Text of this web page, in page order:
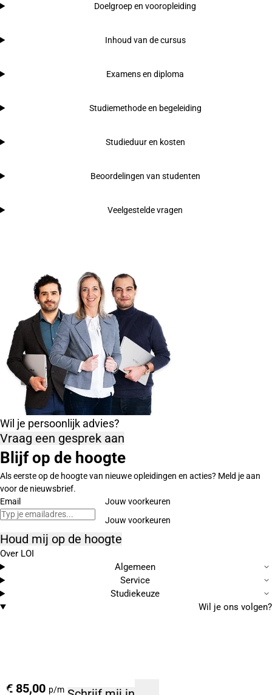
€ 85,00 p/m
Doelgroep en vooropleiding
Inhoud van de cursus
Examens en diploma
Studiemethode en begeleiding
Studieduur en kosten
Beoordelingen van studenten
Veelgestelde vragen
Wil je persoonlijk advies?
Vraag een gesprek aan
Blijf op de hoogte
Als eerste op de hoogte van nieuwe opleidingen en acties? Meld je aan
voor de nieuwsbrief.
Email
Jouw voorkeuren
Houd mij op de hoogte
Over LOI
Algemeen
Service
Studiekeuze
Wil je ons volgen?